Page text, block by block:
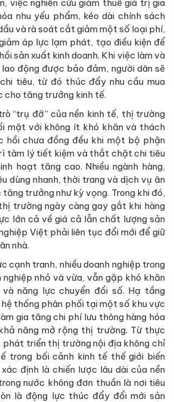
việc nghiên cứu giảm thuế giá trị gia
nhu yếu phẩm, kéo dài chính sách
và rà soát cắt giảm một số loại phí,
áp lực lạm phát, tạo điều kiện để
sản xuất kinh doanh. Khi việc làm và
động được bảo đảm, người dân sẽ
tiêu, từ đó thúc đẩy nhu cầu mua
cho tăng trưởng kinh tế.
“trụ đỡ” của nền kinh tế, thị trường
mặt với không ít khó khăn và thách
hồi chưa đồng đều khi một bộ phận
tâm lý tiết kiệm và thắt chặt chi tiêu
hoạt tăng cao. Nhiều ngành hàng,
dùng nhanh, thời trang và dịch vụ ăn
trưởng như kỳ vọng. Trong khi đó,
trường ngày càng gay gắt khi hàng
lớn cả về giá cả lẫn chất lượng sản
Việt phải liên tục đổi mới để giữ
nhà.
cạnh tranh, nhiều doanh nghiệp trong
nhỏ và vừa, vẫn gặp khó khăn
năng lực chuyển đổi số. Hạ tầng
thống phân phối tại một số khu vực
gia tăng chi phí lưu thông hàng hóa
năng mở rộng thị trường. Từ thực
triển thị trường nội địa không chỉ
trong bối cảnh kinh tế thế giới biến
định là chiến lược lâu dài của nền
nước không đơn thuần là nơi tiêu
là động lực thúc đẩy đổi mới sản